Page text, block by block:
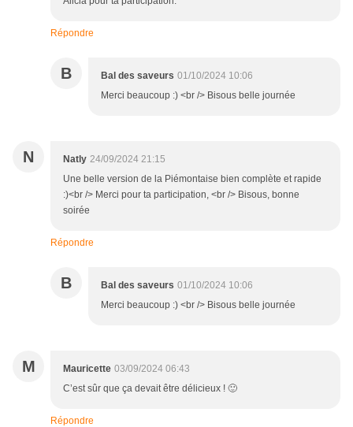
Répondre
B Bal des saveurs 01/10/2024 10:06
Merci beaucoup :) <br /> Bisous belle journée
N Natly 24/09/2024 21:15
Une belle version de la Piémontaise bien complète et rapide
:)<br /> Merci pour ta participation, <br /> Bisous, bonne
soirée
Répondre
B Bal des saveurs 01/10/2024 10:06
Merci beaucoup :) <br /> Bisous belle journée
M Mauricette 03/09/2024 06:43
C’est sûr que ça devait être délicieux ! 🙂
Répondre